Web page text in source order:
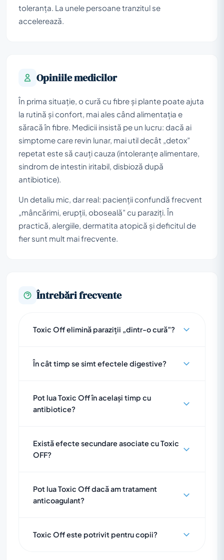
toleranța. La unele persoane tranzitul se
accelerează.
Opiniile medicilor
În prima situație, o cură cu fibre și plante poate ajuta
la rutină și confort, mai ales când alimentația e
săracă în fibre. Medicii insistă pe un lucru: dacă ai
simptome care revin lunar, mai util decât „detox”
repetat este să cauți cauza (intoleranțe alimentare,
sindrom de intestin iritabil, disbioză după
antibiotice).
Un detaliu mic, dar real: pacienții confundă frecvent
„mâncărimi, erupții, oboseală” cu paraziți. În
practică, alergiile, dermatita atopică și deficitul de
fier sunt mult mai frecvente.
Întrebări frecvente
Toxic Off elimină paraziții „dintr-o cură”?
În cât timp se simt efectele digestive?
Pot lua Toxic Off în același timp cu
antibiotice?
Există efecte secundare asociate cu Toxic
OFF?
Pot lua Toxic Off dacă am tratament
anticoagulant?
Toxic Off este potrivit pentru copii?